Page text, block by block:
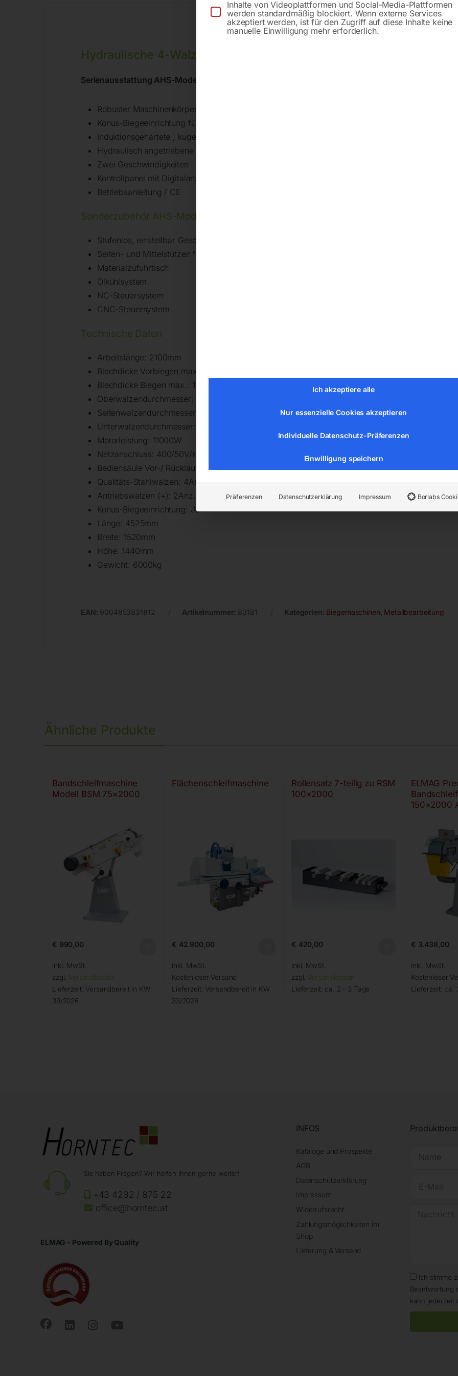
Hydraulische 4-Walzen Rundbiegemaschine
Serienausstattung AHS-Modelle
Robuster Maschinenkörper und Walzenrahmen aus Stahl (S 355)
Konus-Biegeeinrichtung für kegelförmige Werkstücke
Induktionsgehärtete , kugelgelagerte Stahlwalzen
Hydraulisch angetriebene Walzen
Zwei Geschwindigkeiten
Kontrollpanel mit Digitalanzeige
Betriebsanleitung / CE
Sonderzubehör AHS-Modelle
Stufenlos, einstellbar Geschwindigkeit
Seiten- und Mittelstützen für große Blechdurchmesser
Materialzufuhrtisch
Ölkühlsystem
NC-Steuersystem
CNC-Steuersystem
Technische Daten
Arbeitslänge: 2100mm
Blechdicke Vorbiegen max.: 13mm
Blechdicke Biegen max.: 16mm
Oberwalzendurchmesser: 270mm
Seitenwalzendurchmesser: 210mm
Unterwalzendurchmesser: 250mm
Motorleistung: 11000W
Netzanschluss: 400/50V/Hz
Bediensäule Vor-/ Rücklauf: Ja
Qualitäts-Stahlwalzen: 4Anz.
Antriebswalzen (+): 2Anz.
Konus-Biegeeinrichtung: Ja
Länge: 4525mm
Breite: 1520mm
Höhe: 1440mm
Gewicht: 6000kg
EAN: 9004853831812 Artikelnummer: 83181 Kategorien: Biegemaschinen Metallbearbeitung
Ähnliche Produkte
Bandschleifmaschine
Modell BSM 75×2000
€ 990,00
inkl. MwSt.
zzgl. Versandkosten
Lieferzeit: Versandbereit in KW
39/2026
Flächenschleifmaschine
€ 42.900,00
inkl. MwSt.
Kostenloser Versand
Lieferzeit: Versandbereit in KW
33/2026
Rollensatz 7-teilig zu RSM
100×2000
€ 420,00
inkl. MwSt.
zzgl. Versandkosten
Lieferzeit: ca. 2 - 3 Tage
ELMAG
150×2000
€ 3.438,00
inkl. MwSt.
Kostenloser
Lieferzeit: ca.
Sie haben Fragen? Wir helfen Ihnen gerne weiter!
+43 4232 / 875 22
office@horntec.at
ELMAG - Powered By Quality
INFOS
Kataloge und Prospekte
AGB
Datenschutzerklärung
Impressum
Widerrufsrecht
Zahlungsmöglichkeiten im
Shop
Lieferung & Versand
Ich stimme
Beantwortung
kann jederzeit
Inhalte von Videoplattformen und Social-Media-Plattformen
werden standardmäßig blockiert. Wenn externe Services
akzeptiert werden, ist für den Zugriff auf diese Inhalte keine
manuelle Einwilligung mehr erforderlich.
Ich akzeptiere alle
Nur essenzielle Cookies akzeptieren
Individuelle Datenschutz-Präferenzen
Einwilligung speichern
Präferenzen Datenschutzerklärung Impressum Borlabs